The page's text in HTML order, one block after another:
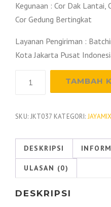
Kegunaan : Cor Dak Lantai,
Cor Gedung Bertingkat
Layanan Pengiriman :
Kota Jakarta Pusat
Jayamix
Baru
2026
TAMBAH
SKU: JKT037 KATEGORI: JAYAMIX
DESKRIPSI
ULASAN (0)
DESKRIPSI